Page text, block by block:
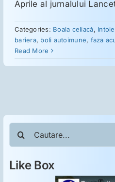
Mesajele lui Reichelt
Dietă
ORL
Aprile al jurnalului
Categories: Boala celiacă,
bariera, boli autoimune, faza
Read More
Cautare...
Like Box